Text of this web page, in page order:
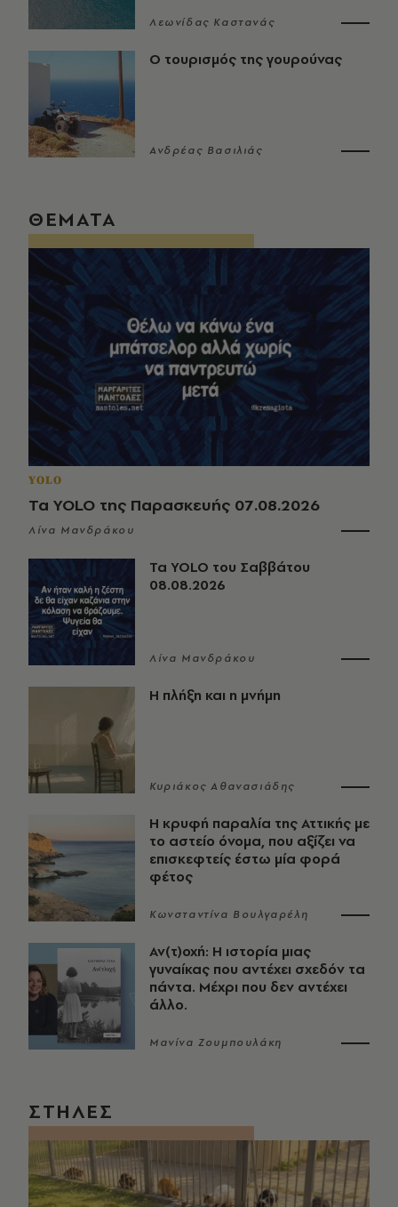
Λεωνίδας Καστανάς
Ο τουρισμός της γουρούνας
Ανδρέας Βασιλιάς
ΘΕΜΑΤΑ
YOLO
Τα YOLO της Παρασκευής 07.08.2026
Λίνα Μανδράκου
Τα YOLO του Σαββάτου
08.08.2026
Λίνα Μανδράκου
Η πλήξη και η μνήμη
Κυριάκος Αθανασιάδης
Η κρυφή παραλία της Αττικής με
το αστείο όνομα, που αξίζει να
επισκεφτείς έστω μία φορά
φέτος
Κωνσταντίνα Βουλγαρέλη
Αν(τ)οχή: Η ιστορία μιας
γυναίκας που αντέχει σχεδόν τα
πάντα. Μέχρι που δεν αντέχει
άλλο.
Μανίνα Ζουμπουλάκη
ΣΤΗΛΕΣ